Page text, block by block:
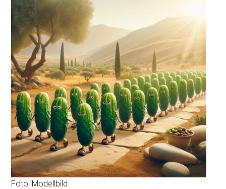
Foto: Modellbild